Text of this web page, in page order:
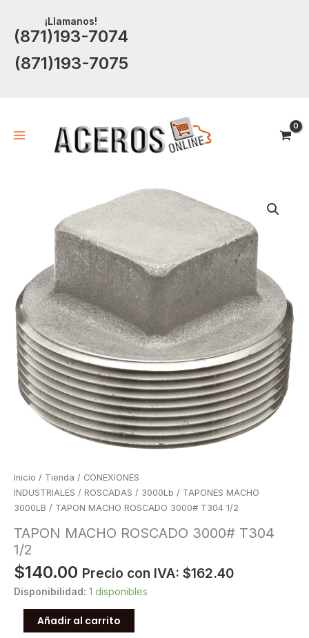
contenido
¡Llamanos!
(871)193-7074
(871)193-7075
Inicio / Tienda / CONEXIONES
INDUSTRIALES / ROSCADAS / 3000Lb / TAPONES MACHO
3000LB / TAPON MACHO ROSCADO 3000# T304 1/2
TAPON MACHO ROSCADO 3000# T304
1/2
$140.00 Precio con IVA: $162.40
Disponibilidad: 1 disponibles
TAPON
MACHO
Añadir al carrito